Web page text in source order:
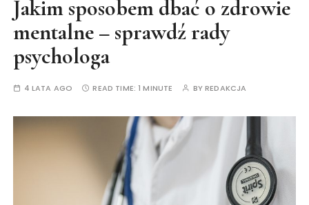
Jakim sposobem dbać o zdrowie
mentalne – sprawdź rady
psychologa
4 LATA AGO READ TIME:1 MINUTE BYREDAKCJA